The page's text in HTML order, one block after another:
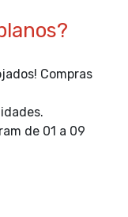
Compras
de 01 a 09